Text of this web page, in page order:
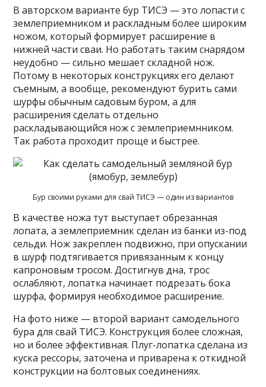
В авторском варианте бур ТИСЭ — это лопасти с
землеприемником и раскладным более широким
ножом, который формирует расширение в
нижней части сваи. Но работать таким снарядом
неудобно — сильно мешает складной нож.
Потому в некоторых конструкциях его делают
съемным, а вообще, рекомендуют бурить сами
шурфы обычным садовым буром, а для
расширения сделать отдельно
раскладывающийся нож с землеприемнником.
Так работа проходит проще и быстрее.
Бур своими руками для свай ТИСЭ — один из вариантов
В качестве ножа тут выступает обрезанная
лопата, а землеприемник сделан из банки из-под
сельди. Нож закреплен подвижно, при опускании
в шурф подтягивается привязанным к концу
капроновым тросом. Достигнув дна, трос
ослабляют, лопатка начинает подрезать бока
шурфа, формируя необходимое расширение.
На фото ниже — второй вариант самодельного
бура для свай ТИСЭ. Конструкция более сложная,
но и более эффективная. Плуг-лопатка сделана из
куска рессоры, заточена и приварена к откидной
конструкции на болтовых соединениях.